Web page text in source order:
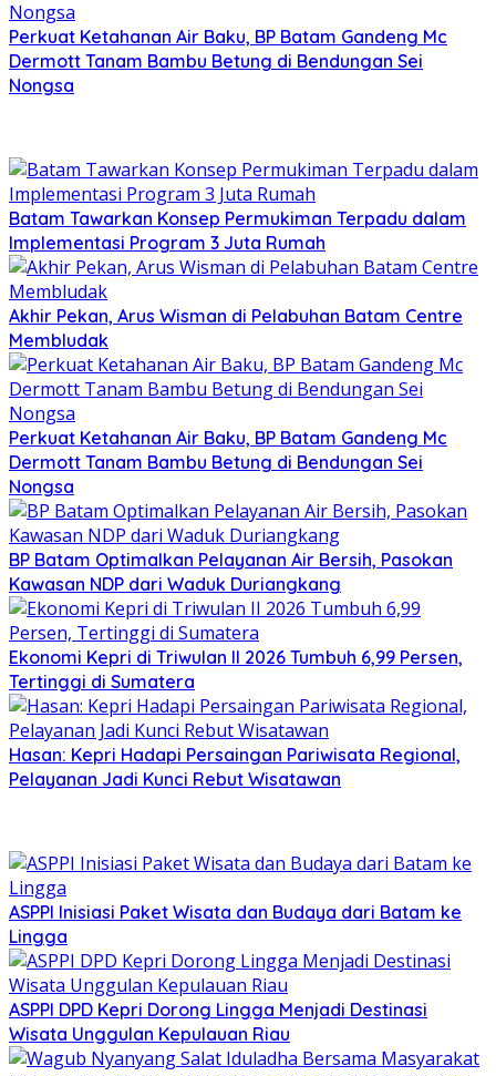
Perkuat Ketahanan Air Baku, BP Batam Gandeng Mc
Dermott Tanam Bambu Betung di Bendungan Sei
Nongsa
Batam Tawarkan Konsep Permukiman Terpadu dalam
Implementasi Program 3 Juta Rumah
Akhir Pekan, Arus Wisman di Pelabuhan Batam Centre
Membludak
Perkuat Ketahanan Air Baku, BP Batam Gandeng Mc
Dermott Tanam Bambu Betung di Bendungan Sei
Nongsa
BP Batam Optimalkan Pelayanan Air Bersih, Pasokan
Kawasan NDP dari Waduk Duriangkang
Ekonomi Kepri di Triwulan II 2026 Tumbuh 6,99 Persen,
Tertinggi di Sumatera
Hasan: Kepri Hadapi Persaingan Pariwisata Regional,
Pelayanan Jadi Kunci Rebut Wisatawan
ASPPI Inisiasi Paket Wisata dan Budaya dari Batam ke
Lingga
ASPPI DPD Kepri Dorong Lingga Menjadi Destinasi
Wisata Unggulan Kepulauan Riau